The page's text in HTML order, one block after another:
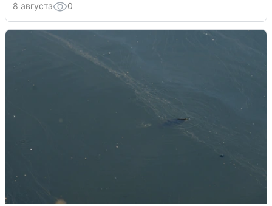
8 августа 0